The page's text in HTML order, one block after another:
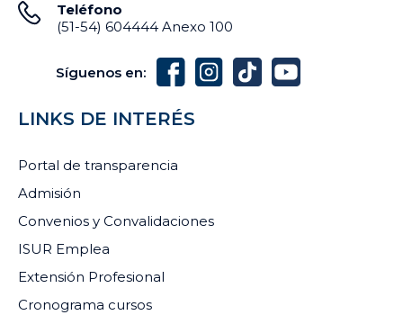
Teléfono
(51-54) 604444 Anexo 100
Síguenos en:
LINKS DE INTERÉS
Portal de transparencia
Admisión
Convenios y Convalidaciones
ISUR Emplea
Extensión Profesional
Cronograma cursos